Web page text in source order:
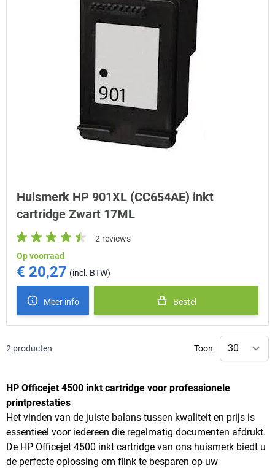
Huismerk HP 901XL (CC654AE) inkt
cartridge Zwart 17ML
2 reviews
Op voorraad
€ 20,27
Meer info Bestel
2 producten Toon
HP Officejet 4500 inkt cartridge voor professionele
printprestaties
Het vinden van de juiste balans tussen kwaliteit en prijs is
essentieel voor iedereen die regelmatig documenten afdrukt.
De HP Officejet 4500 inkt cartridge van ons huismerk biedt u
de perfecte oplossing om flink te besparen op uw